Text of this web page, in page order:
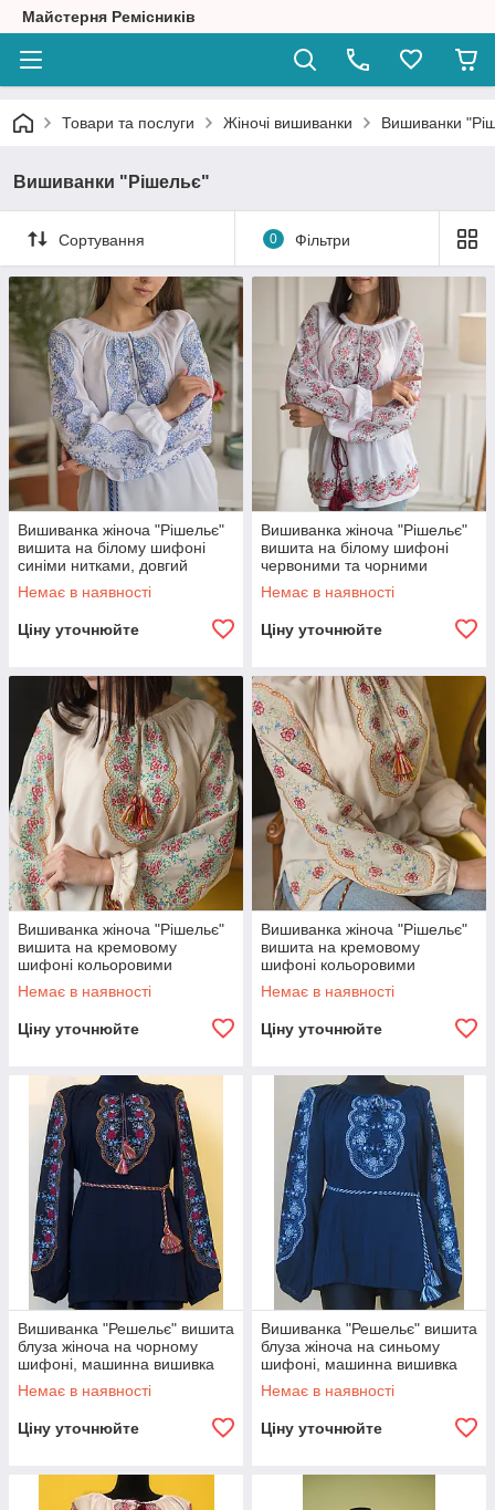
Майстерня Ремісників
Товари та послуги Жіночі вишиванки Вишиванки
Вишиванки "Рішельє"
Сортування 0 Фільтри
Вишиванка жіноча "Рішельє"
вишита на білому шифоні
синіми нитками, довгий
рукав, манжет.
Немає в наявності
Ціну уточнюйте
Вишиванка жіноча "Рішельє"
вишита на білому шифоні
червоними та чорними
нитками, довгий рукав,
манжет.
Немає в наявності
Ціну уточнюйте
Вишиванка жіноча "Рішельє"
вишита на кремовому
шифоні кольоровими
нитками, довгий рукав,
манжет.
Немає в наявності
Ціну уточнюйте
Вишиванка жіноча "Рішельє"
вишита на кремовому
шифоні кольоровими
нитками, довгий рукав,
манжет.
Немає в наявності
Ціну уточнюйте
Вишиванка "Решельє" вишита
блуза жіноча на чорному
шифоні, машинна вишивка
Немає в наявності
Ціну уточнюйте
Вишиванка "Решельє" вишита
блуза жіноча на синьому
шифоні, машинна вишивка
Немає в наявності
Ціну уточнюйте